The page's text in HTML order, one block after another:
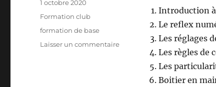
Introduction
Le reflex
Les réglages
Les règles de
Les
Boitier en
Publié
1 octobre 2020
Catégories
Formation club
Étiquettes
formation de base
Laisser un commentairesur